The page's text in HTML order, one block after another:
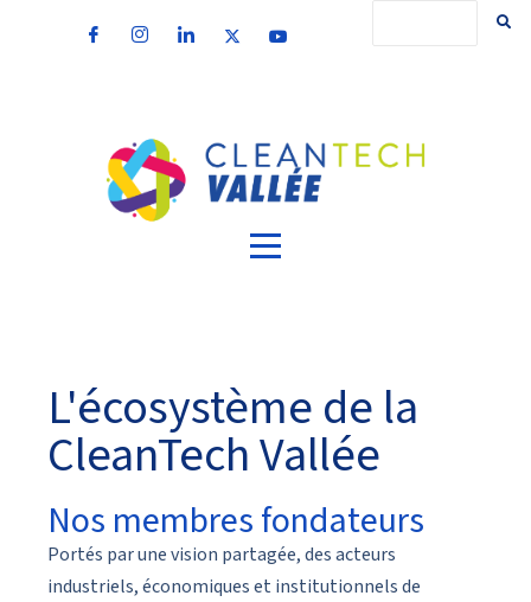
L'écosystème de la
CleanTech Vallée
Nos membres fondateurs
Portés par une vision partagée, des acteurs
industriels, économiques et institutionnels de